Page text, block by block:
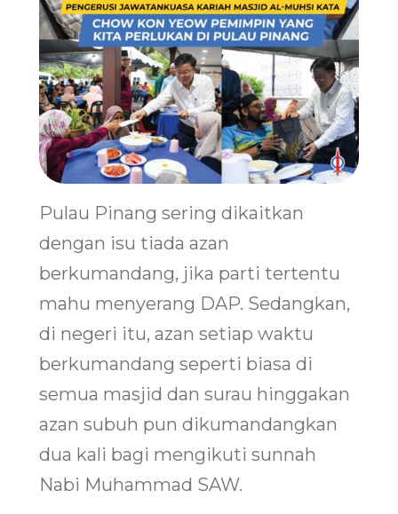
Pulau Pinang sering dikaitkan
dengan isu tiada azan
berkumandang, jika parti tertentu
mahu menyerang DAP. Sedangkan,
di negeri itu, azan setiap waktu
berkumandang seperti biasa di
semua masjid dan surau hinggakan
azan subuh pun dikumandangkan
dua kali bagi mengikuti sunnah
Nabi Muhammad SAW.